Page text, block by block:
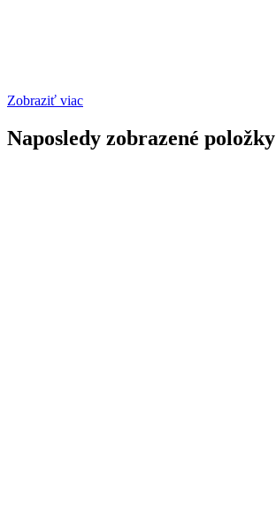
Zobraziť viac
Naposledy zobrazené položky